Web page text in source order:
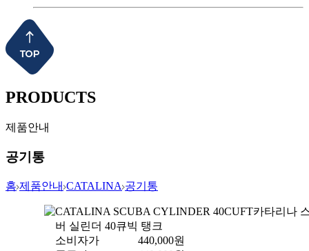
PRODUCTS
제품안내
공기통
홈 제품안내 CATALINA 공기통
CATALINA SCUBA CYLINDER 40CUFT카타리나
버 실린더 40큐빅 탱크
소비자가
440,000원